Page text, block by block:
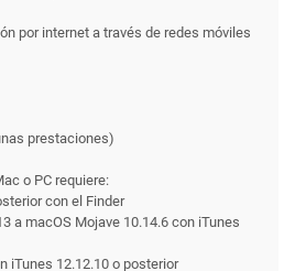
por internet a través de redes móviles
prestaciones)
o PC requiere:
con el Finder
a macOS Mojave 10.14.6 con iTunes
iTunes 12.12.10 o posterior